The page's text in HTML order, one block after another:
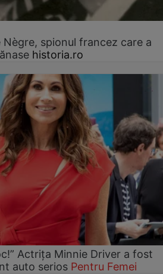
spionul francez care a
historia.ro
Actrița Minnie Driver a fost
auto serios Pentru Femei